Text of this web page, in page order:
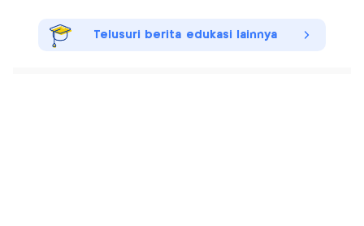
Telusuri berita edukasi lainnya